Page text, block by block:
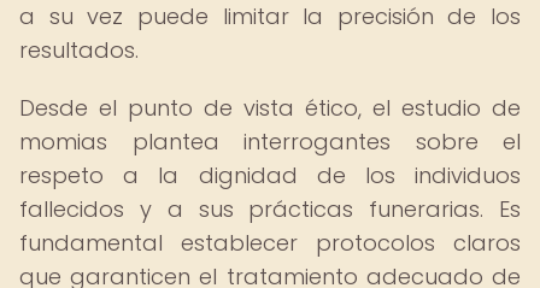
a su vez puede limitar la precisión de los
resultados.
Desde el punto de vista ético, el estudio de
momias plantea interrogantes sobre el
respeto a la dignidad de los individuos
fallecidos y a sus prácticas funerarias. Es
fundamental establecer protocolos claros
que garanticen el tratamiento adecuado de